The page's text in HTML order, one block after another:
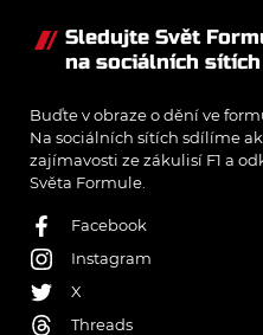
Sledujte Svět
na sociálních sítích
Buďte v obraze o dění ve
Na sociálních sítích sdílíme
zajímavosti ze zákulisí F1 a
Světa Formule.
Facebook
Instagram
X
Threads